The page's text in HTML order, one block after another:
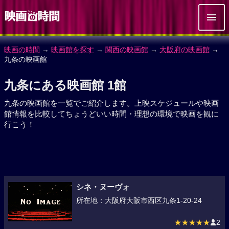
映画の時間 → 映画館を探す → 関西の映画館 → 大阪府の映画館 →
九条の映画館
九条にある映画館 1館
九条の映画館を一覧でご紹介します。上映スケジュールや映画
館情報を比較してちょうどいい時間・理想の環境で映画を観に
行こう！
シネ・ヌーヴォ
所在地：大阪府大阪市西区九条1-20-24
★★★★★ 2